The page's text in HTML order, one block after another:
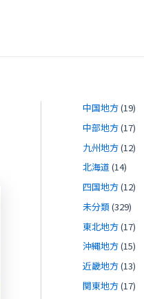
中国地方(19)
中部地方(17)
九州地方(12)
北海道 (14)
四国地方(12)
未分類(329)
東北地方(17)
沖縄地方(15)
近畿地方(13)
関東地方(17)